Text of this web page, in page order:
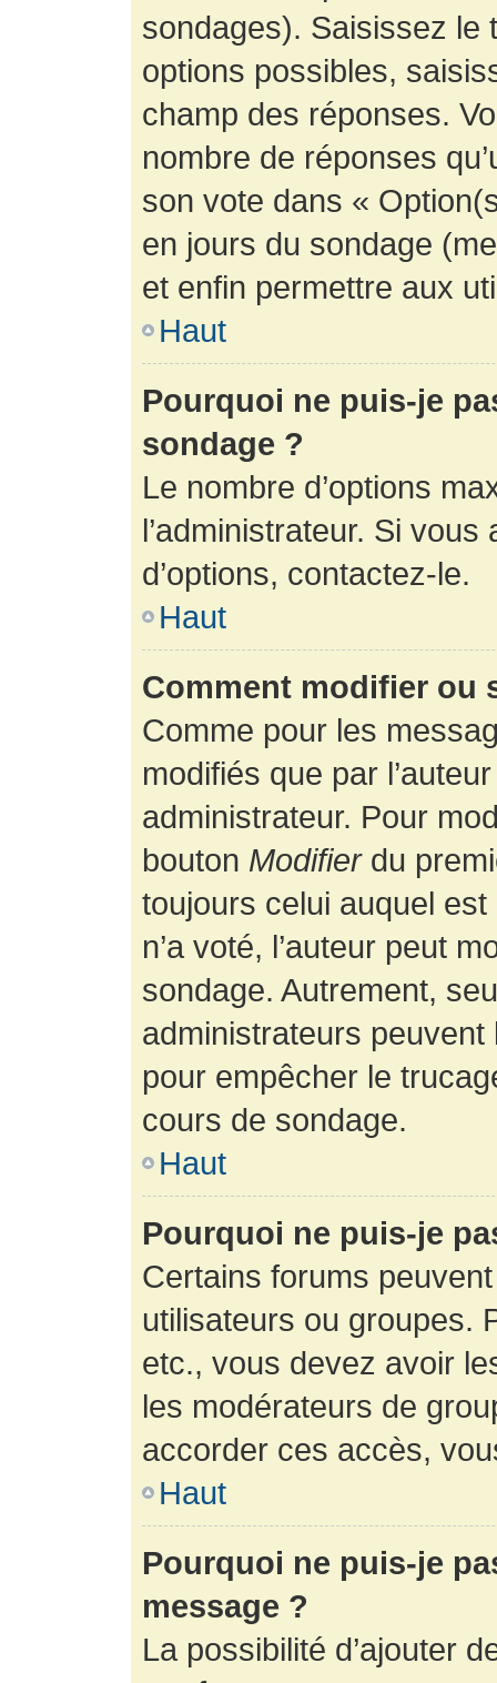
sondages). Saisissez le
options possibles,
champ des réponses.
nombre de réponses
son vote dans «
en jours du sondage
et enfin permettre aux
Haut
Pourquoi ne puis-je
sondage ?
Le nombre d’options
l’administrateur. Si
d’options, contactez-le.
Haut
Comment modifier ou
Comme pour les
modifiés que par
administrateur. Pour
bouton Modifierdu
toujours celui auquel
n’a voté, l’auteur peut
sondage. Autrement,
administrateurs
pour empêcher le
cours de sondage.
Haut
Pourquoi ne puis-je
Certains forums
utilisateurs ou groupes.
etc., vous devez avoir
les modérateurs de
accorder ces accès,
Haut
Pourquoi ne puis-je
message ?
La possibilité d’ajouter